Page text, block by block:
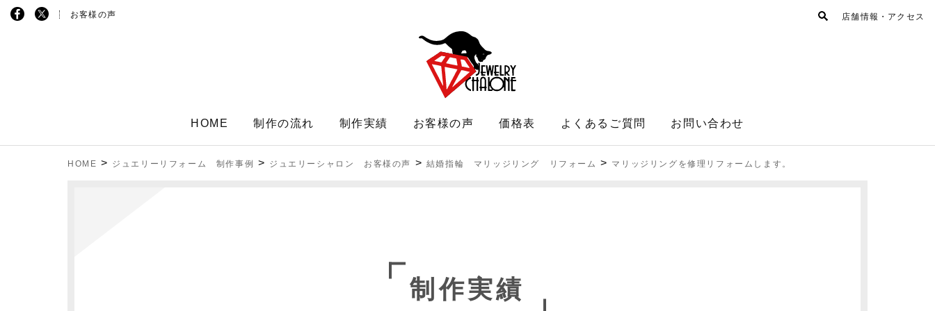
お客様の声 店舗情報・アクセス
HOME 制作の流れ 制作実績 お客様の声 価格表 よくあるご質問 お問い合わせ
HOME > ジュエリーリフォーム 制作事例 > ジュエリーシャロン お客様の声 > 結婚指輪 マリッジリング リフォーム > マリッジリングを修理リフォームします。
制作実績